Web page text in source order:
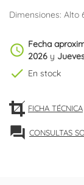
Dimensiones: Alto
schedule Fecha
2026 y
check En stock
FICHA TÉCNICA
forum CONSULTAS